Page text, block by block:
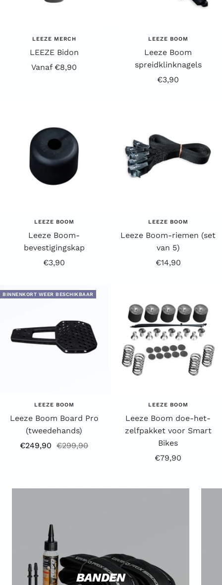
LEEZE MERCH
LEEZE Bidon
Aanbiedingsprijs
Vanaf €8,90
LEEZE BOOM
Leeze Boom
spreidklinknagels
Aanbiedingsprijs
€3,90
LEEZE BOOM
Leeze Boom-
bevestigingskap
Aanbiedingsprijs
€3,90
LEEZE BOOM
Leeze Boom-riemen (set
van 5)
Aanbiedingsprijs
€14,90
BINNENKORT WEER BESCHIKBAAR
LEEZE BOOM
Leeze Boom Board Pro
(tweedehands)
Aanbiedingsprijs
€249,90 Reguliere
€299,90
LEEZE BOOM
Leeze Boom doe-het-
zelfpakket voor Smart
Bikes
Aanbiedingsprijs
€79,90
BANDEN